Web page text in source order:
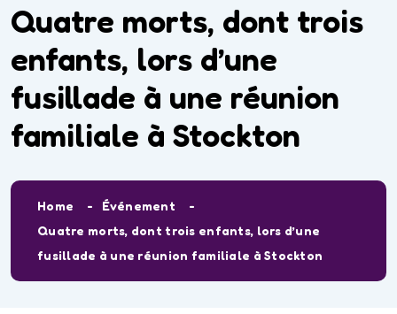
Quatre morts, dont trois
enfants, lors d’une
fusillade à une réunion
familiale à Stockton
Home
Événement
Quatre morts, dont trois enfants, lors d’une
fusillade à une réunion familiale à Stockton